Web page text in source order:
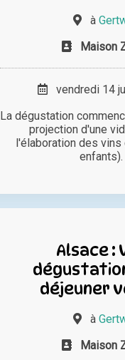
à
Maison
vendredi 14
La dégustation
projection d'une
l'élaboration des vins
enfants).
Alsace :
déjeuner
à
Maison